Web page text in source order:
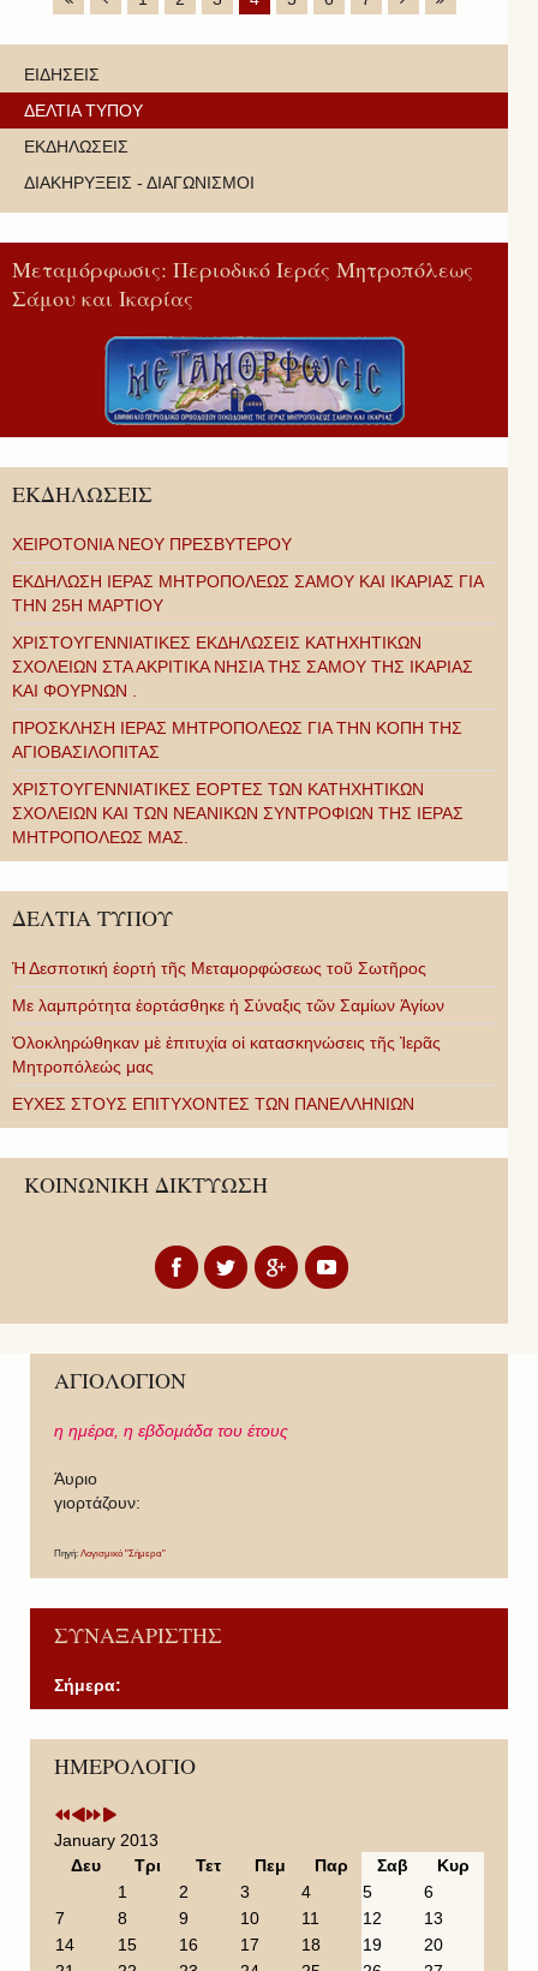
ΕΙΔΗΣΕΙΣ
ΔΕΛΤΙΑ ΤΥΠΟΥ
ΕΚΔΗΛΩΣΕΙΣ
ΔΙΑΚΗΡΥΞΕΙΣ - ΔΙΑΓΩΝΙΣΜΟΙ
Μεταμόρφωσις: Περιοδικό Ιεράς Μητροπόλεως
Σάμου και Ικαρίας
ΕΚΔΗΛΩΣΕΙΣ
ΧΕΙΡΟΤΟΝΙΑ ΝΕΟΥ ΠΡΕΣΒΥΤΕΡΟΥ
ΕΚΔΗΛΩΣΗ ΙΕΡΑΣ ΜΗΤΡΟΠΟΛΕΩΣ ΣΑΜΟΥ ΚΑΙ ΙΚΑΡΙΑΣ ΓΙΑ
ΤΗΝ 25Η ΜΑΡΤΙΟΥ
ΧΡΙΣΤΟΥΓΕΝΝΙΑΤΙΚΕΣ ΕΚΔΗΛΩΣΕΙΣ ΚΑΤΗΧΗΤΙΚΩΝ
ΣΧΟΛΕΙΩΝ ΣΤΑ ΑΚΡΙΤΙΚΑ ΝΗΣΙΑ ΤΗΣ ΣΑΜΟΥ ΤΗΣ ΙΚΑΡΙΑΣ
ΚΑΙ ΦΟΥΡΝΩΝ .
ΠΡΟΣΚΛΗΣΗ ΙΕΡΑΣ ΜΗΤΡΟΠΟΛΕΩΣ ΓΙΑ ΤΗΝ ΚΟΠΗ ΤΗΣ
ΑΓΙΟΒΑΣΙΛΟΠΙΤΑΣ
ΧΡΙΣΤΟΥΓΕΝΝΙΑΤΙΚΕΣ ΕΟΡΤΕΣ ΤΩΝ ΚΑΤΗΧΗΤΙΚΩΝ
ΣΧΟΛΕΙΩΝ ΚΑΙ ΤΩΝ ΝΕΑΝΙΚΩΝ ΣΥΝΤΡΟΦΙΩΝ ΤΗΣ ΙΕΡΑΣ
ΜΗΤΡΟΠΟΛΕΩΣ ΜΑΣ.
ΔΕΛΤΙΑ ΤΥΠΟΥ
Ἡ Δεσποτική ἑορτή τῆς Μεταμορφώσεως τοῦ Σωτῆρος
Με λαμπρότητα ἑορτάσθηκε ἡ Σύναξις τῶν Σαμίων Ἁγίων
Ὁλοκληρώθηκαν μὲ ἐπιτυχία οἱ κατασκηνώσεις τῆς Ἱερᾶς
Μητροπόλεώς μας
ΕΥΧΕΣ ΣΤΟΥΣ ΕΠΙΤΥΧΟΝΤΕΣ ΤΩΝ ΠΑΝΕΛΛΗΝΙΩΝ
ΚΟΙΝΩΝΙΚΗ ΔΙΚΤΥΩΣΗ
ΑΓΙΟΛΟΓΙΟΝ
η ημέρα, η εβδομάδα του έτους
Άυριο
γιορτάζουν:
Πηγή: Λογισμικό "Σήμερα"
ΣΥΝΑΞΑΡΙΣΤΗΣ
Σήμερα:
ΗΜΕΡΟΛΟΓΙΟ
P
r
v
i
s
e
P
r
v
i
o
o
N
e
t
Y
e
N
e
t
M
January 2013
Δευ
Τρι Τετ Πεμ Παρ Σαβ
Κυρ
1
2 3 4 5
6
7
8 9 10 11 12
13
14
15 16 17 18 19
20